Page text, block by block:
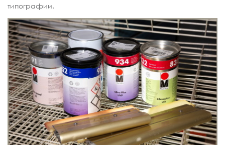
типографии.